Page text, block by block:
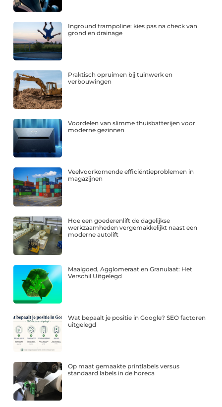
Inground trampoline: kies pas na check van
grond en drainage
Praktisch opruimen bij tuinwerk en
verbouwingen
Voordelen van slimme thuisbatterijen voor
moderne gezinnen
Veelvoorkomende efficiëntieproblemen in
magazijnen
Hoe een goederenlift de dagelijkse
werkzaamheden vergemakkelijkt naast een
moderne autolift
Maalgoed, Agglomeraat en Granulaat: Het
Verschil Uitgelegd
Wat bepaalt je positie in Google? SEO factoren
uitgelegd
Op maat gemaakte printlabels versus
standaard labels in de horeca